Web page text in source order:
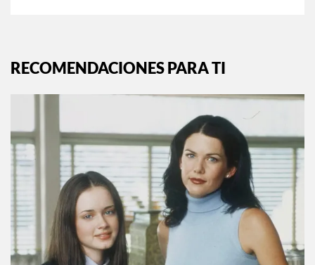
RECOMENDACIONES PARA TI